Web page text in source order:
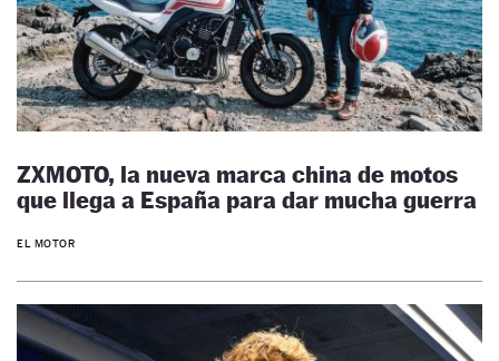
ZXMOTO, la nueva marca china de motos
que llega a España para dar mucha guerra
EL MOTOR